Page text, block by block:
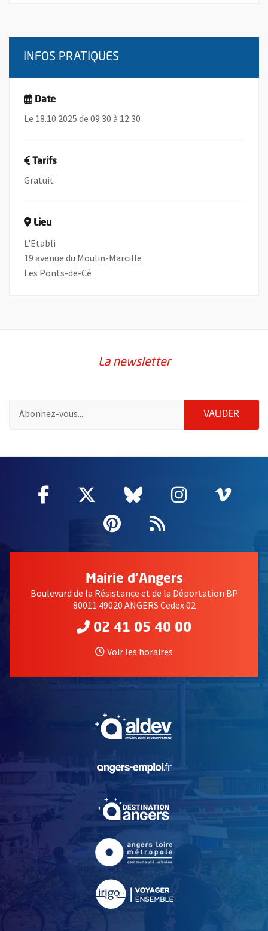
INFOS PRATIQUES
Date
Le 18.10.2025 de 09:30 à 12:30
Tarifs
Gratuit
Lieu
L'Etabli
19 avenue du Moulin-Marcille
Les Ponts-de-Cé
La newsletter
VALIDER
Facebook
, Ouvre une nouvelle fenêtre
Twitter
, Ouvre une nouvelle
Bluesky
, Ouvre une
Instagram
, Ouvre
,
Pinterest
, Ouvre une
Flux RSS
Mairie d'Angers
Boulevard de la Résistance et de la Déportation BP
80011 49020 ANGERS Cedex 02
02 41 05 40 00
Voir les horaires
, Ouvre une nouvelle
, Ouvre une nouvelle